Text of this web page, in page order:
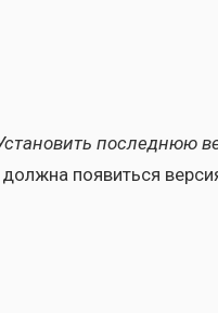
послед­нюю
появить­ся